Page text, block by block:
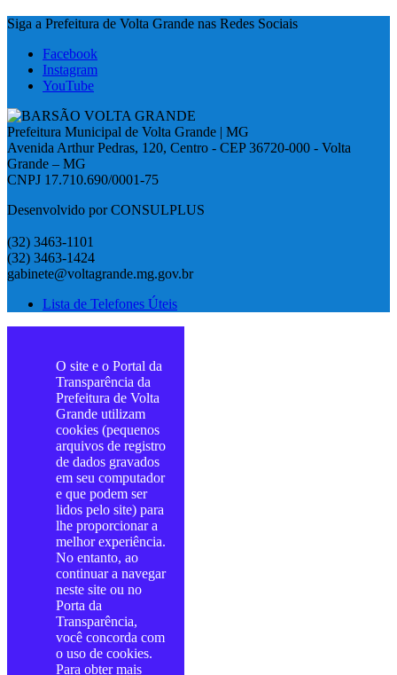
Siga a Prefeitura de Volta Grande nas Redes Sociais
Facebook
Instagram
YouTube
Prefeitura Municipal de Volta Grande | MG
Avenida Arthur Pedras, 120, Centro - CEP 36720-000 - Volta
Grande – MG
CNPJ 17.710.690/0001-75
Desenvolvido por CONSULPLUS
(32) 3463-1101
(32) 3463-1424
gabinete@voltagrande.mg.gov.br
Lista de Telefones Úteis
O site e o Portal da
Transparência da
Prefeitura de Volta
Grande utilizam
cookies (pequenos
arquivos de registro
de dados gravados
em seu computador
e que podem ser
lidos pelo site) para
lhe proporcionar a
melhor experiência.
No entanto, ao
continuar a navegar
neste site ou no
Porta da
Transparência,
você concorda com
o uso de cookies.
Para obter mais